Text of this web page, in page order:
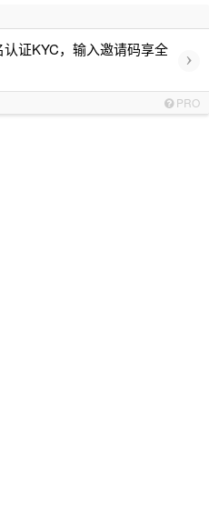
证KYC，输入邀请码享全
›
PRO